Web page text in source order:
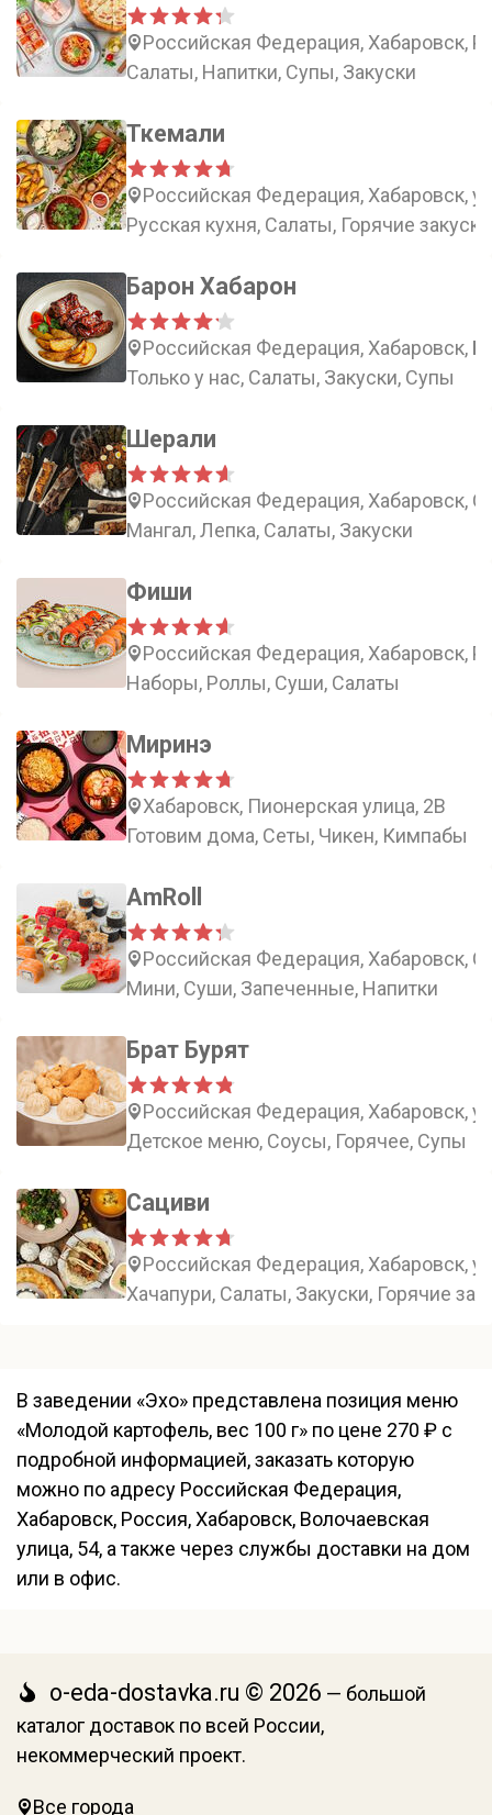
Российская Федерация, Хабаровск,
Салаты, Напитки, Супы, Закуски
Ткемали
Российская Федерация, Хабаровск,
Русская кухня, Салаты, Горячие
Барон Хабарон
Российская Федерация, Хабаровск,
Только у нас, Салаты, Закуски, Супы
Шерали
Российская Федерация, Хабаровск,
Мангал, Лепка, Салаты, Закуски
Фиши
Российская Федерация, Хабаровск,
Наборы, Роллы, Суши, Салаты
Миринэ
Хабаровск, Пионерская улица, 2В
Готовим дома, Сеты, Чикен, Кимпабы
AmRoll
Российская Федерация, Хабаровск,
Мини, Суши, Запеченные, Напитки
Брат Бурят
Российская Федерация, Хабаровск,
Детское меню, Соусы, Горячее, Супы
Сациви
Российская Федерация, Хабаровск,
Хачапури, Салаты, Закуски, Горячие
В заведении «Эхо» представлена позиция меню
«Молодой картофель, вес 100 г» по цене 270 ₽ с
подробной информацией, заказать которую
можно по адресу Российская Федерация,
Хабаровск, Россия, Хабаровск, Волочаевская
улица, 54, а также через службы доставки на дом
или в офис.
o-eda-dostavka.ru © 2026 — большой
каталог доставок по всей России,
некоммерческий проект.
Все города